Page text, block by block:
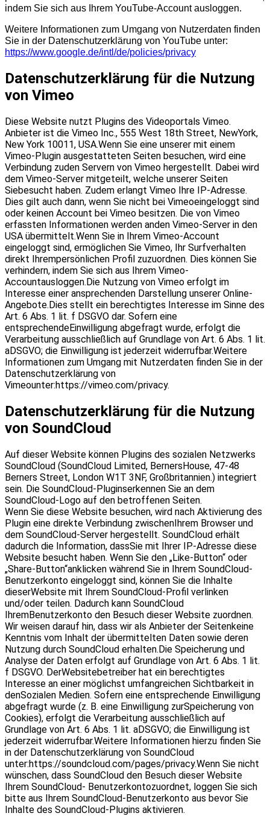
indem Sie sich aus Ihrem YouTube-Account ausloggen.
Weitere Informationen zum Umgang von Nutzerdaten finden
Sie in der Datenschutzerklärung von YouTube unter:
https://www.google.de/intl/de/policies/privacy
Datenschutzerklärung für die Nutzung
von Vimeo
Diese Website nutzt Plugins des Videoportals Vimeo.
Anbieter ist die Vimeo Inc., 555 West 18th Street, NewYork,
New York 10011, USA.Wenn Sie eine unserer mit einem
Vimeo-Plugin ausgestatteten Seiten besuchen, wird eine
Verbindung zuden Servern von Vimeo hergestellt. Dabei wird
dem Vimeo-Server mitgeteilt, welche unserer Seiten
Siebesucht haben. Zudem erlangt Vimeo Ihre IP-Adresse.
Dies gilt auch dann, wenn Sie nicht bei Vimeoeingeloggt sind
oder keinen Account bei Vimeo besitzen. Die von Vimeo
erfassten Informationen werden anden Vimeo-Server in den
USA übermittelt.Wenn Sie in Ihrem Vimeo-Account
eingeloggt sind, ermöglichen Sie Vimeo, Ihr Surfverhalten
direkt Ihrempersönlichen Profil zuzuordnen. Dies können Sie
verhindern, indem Sie sich aus Ihrem Vimeo-
Accountausloggen.Die Nutzung von Vimeo erfolgt im
Interesse einer ansprechenden Darstellung unserer Online-
Angebote.Dies stellt ein berechtigtes Interesse im Sinne des
Art. 6 Abs. 1 lit. f DSGVO dar. Sofern eine
entsprechendeEinwilligung abgefragt wurde, erfolgt die
Verarbeitung ausschließlich auf Grundlage von Art. 6 Abs. 1 lit.
aDSGVO; die Einwilligung ist jederzeit widerrufbar.Weitere
Informationen zum Umgang mit Nutzerdaten finden Sie in der
Datenschutzerklärung von
Vimeounter:https://vimeo.com/privacy.
Datenschutzerklärung für die Nutzung
von SoundCloud
Auf dieser Website können Plugins des sozialen Netzwerks
SoundCloud (SoundCloud Limited, BernersHouse, 47-48
Berners Street, London W1T 3NF, Großbritannien.) integriert
sein. Die SoundCloud-Pluginserkennen Sie an dem
SoundCloud-Logo auf den betroffenen Seiten.
Wenn Sie diese Website besuchen, wird nach Aktivierung des
Plugin eine direkte Verbindung zwischenIhrem Browser und
dem SoundCloud-Server hergestellt. SoundCloud erhält
dadurch die Information, dassSie mit Ihrer IP-Adresse diese
Website besucht haben. Wenn Sie den „Like-Button“ oder
„Share-Button“anklicken während Sie in Ihrem SoundCloud-
Benutzerkonto eingeloggt sind, können Sie die Inhalte
dieserWebsite mit Ihrem SoundCloud-Profil verlinken
und/oder teilen. Dadurch kann SoundCloud
IhremBenutzerkonto den Besuch dieser Website zuordnen.
Wir weisen darauf hin, dass wir als Anbieter der Seitenkeine
Kenntnis vom Inhalt der übermittelten Daten sowie deren
Nutzung durch SoundCloud erhalten.Die Speicherung und
Analyse der Daten erfolgt auf Grundlage von Art. 6 Abs. 1 lit.
f DSGVO. DerWebsitebetreiber hat ein berechtigtes
Interesse an einer möglichst umfangreichen Sichtbarkeit in
denSozialen Medien. Sofern eine entsprechende Einwilligung
abgefragt wurde (z. B. eine Einwilligung zurSpeicherung von
Cookies), erfolgt die Verarbeitung ausschließlich auf
Grundlage von Art. 6 Abs. 1 lit. aDSGVO; die Einwilligung ist
jederzeit widerrufbar.Weitere Informationen hierzu finden Sie
in der Datenschutzerklärung von SoundCloud
unter:https://soundcloud.com/pages/privacy.Wenn Sie nicht
wünschen, dass SoundCloud den Besuch dieser Website
Ihrem SoundCloud- Benutzerkontozuordnet, loggen Sie sich
bitte aus Ihrem SoundCloud-Benutzerkonto aus bevor Sie
Inhalte des SoundCloud-Plugins aktivieren.